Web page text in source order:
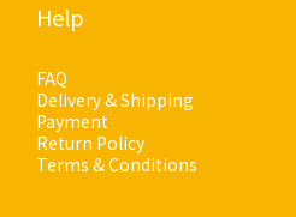
Help
FAQ
Delivery & Shipping
Payment
Return Policy
Terms & Conditions